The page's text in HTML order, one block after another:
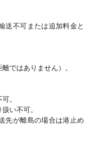
送不可または追加料金と
ではありません）。
。
い不可。
先が離島の場合は港止め